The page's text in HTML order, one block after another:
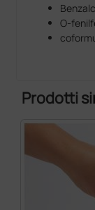
O-
Prodotti